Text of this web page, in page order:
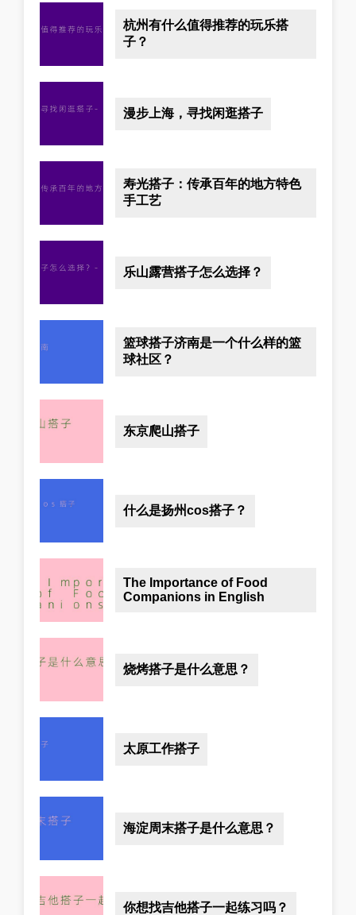
杭州有什么值得推荐的玩乐搭
子？
漫步上海，寻找闲逛搭子
寿光搭子：传承百年的地方特色
手工艺
乐山露营搭子怎么选择？
篮球搭子济南是一个什么样的篮
球社区？
东京爬山搭子
什么是扬州cos搭子？
The Importance of Food
Companions in English
烧烤搭子是什么意思？
太原工作搭子
海淀周末搭子是什么意思？
你想找吉他搭子一起练习吗？